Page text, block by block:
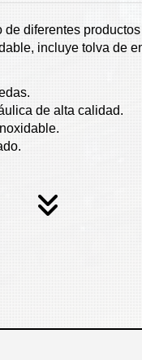
diferentes
incluye tolva de
de alta calidad.